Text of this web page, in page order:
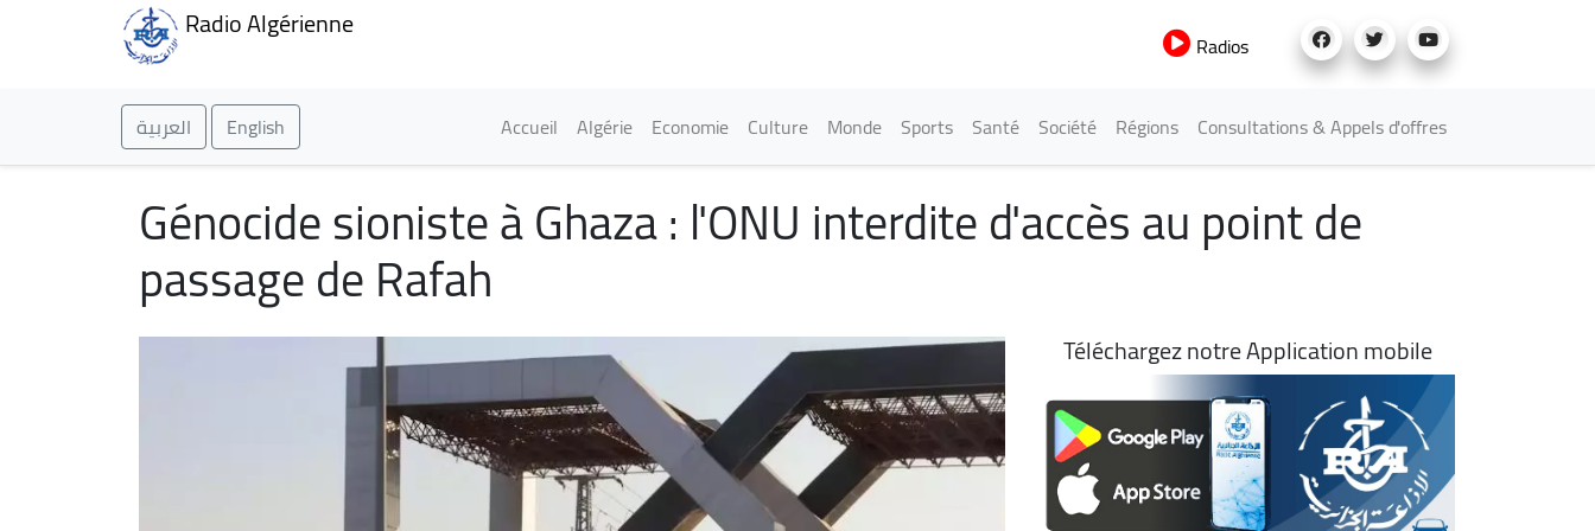
Radio Algérienne
Radios
العربية English Main navigation
Accueil Algérie Economie Culture Monde Sports Santé Société Régions Consultations & Appels d'offres
Génocide sioniste à Ghaza : l'ONU interdite d'accès au point de
passage de Rafah
Téléchargez notre Application mobile